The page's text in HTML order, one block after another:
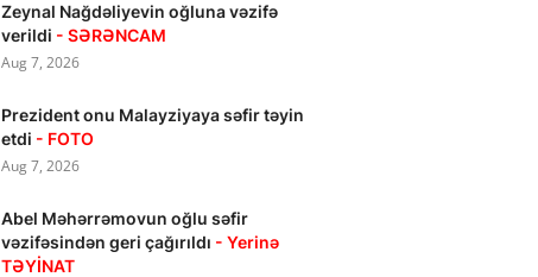
Zeynal Nağdəliyevin oğluna vəzifə
verildi - SƏRƏNCAM
Aug 7, 2026
Prezident onu Malayziyaya səfir təyin
etdi - FOTO
Aug 7, 2026
Abel Məhərrəmovun oğlu səfir
vəzifəsindən geri çağırıldı - Yerinə
TƏYİNAT